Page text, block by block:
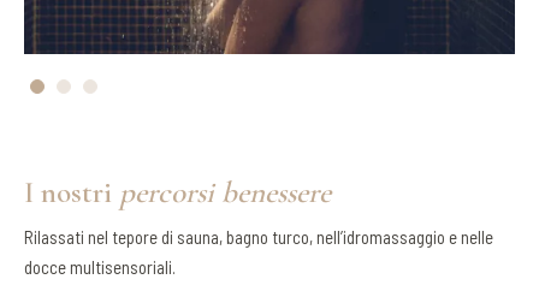
I nostri percorsi benessere
Rilassati nel tepore di sauna, bagno turco, nell’idromassaggio e nelle
docce multisensoriali.